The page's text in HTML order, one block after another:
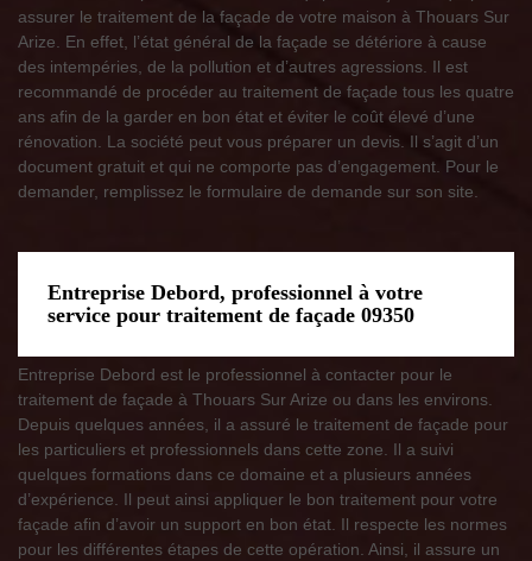
assurer le traitement de la façade de votre maison à Thouars Sur
Arize. En effet, l’état général de la façade se détériore à cause
des intempéries, de la pollution et d’autres agressions. Il est
recommandé de procéder au traitement de façade tous les quatre
ans afin de la garder en bon état et éviter le coût élevé d’une
rénovation. La société peut vous préparer un devis. Il s’agit d’un
document gratuit et qui ne comporte pas d’engagement. Pour le
demander, remplissez le formulaire de demande sur son site.
Entreprise Debord, professionnel à votre
service pour traitement de façade 09350
Entreprise Debord est le professionnel à contacter pour le
traitement de façade à Thouars Sur Arize ou dans les environs.
Depuis quelques années, il a assuré le traitement de façade pour
les particuliers et professionnels dans cette zone. Il a suivi
quelques formations dans ce domaine et a plusieurs années
d’expérience. Il peut ainsi appliquer le bon traitement pour votre
façade afin d’avoir un support en bon état. Il respecte les normes
pour les différentes étapes de cette opération. Ainsi, il assure un